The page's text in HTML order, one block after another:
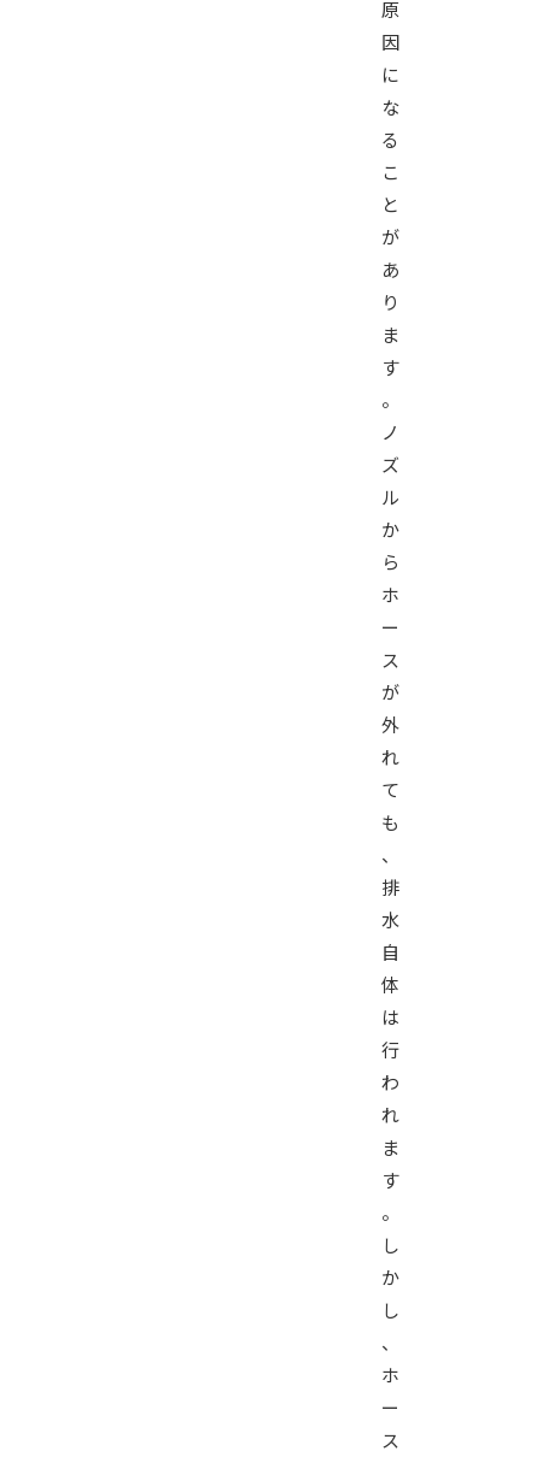
原
因
に
な
る
こ
と
が
あ
り
ま
す
。
ノ
ズ
ル
か
ら
ホ
ー
ス
が
外
れ
て
も
、
排
水
自
体
は
行
わ
れ
ま
す
。
し
か
し
、
ホ
ー
ス